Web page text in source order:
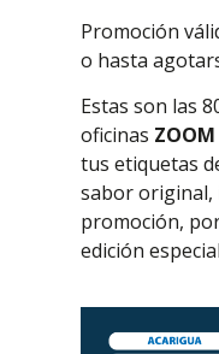
Promoción
o hasta
Estas son las
oficinas ZOOM
tus etiquetas
sabor original,
promoción,
edición